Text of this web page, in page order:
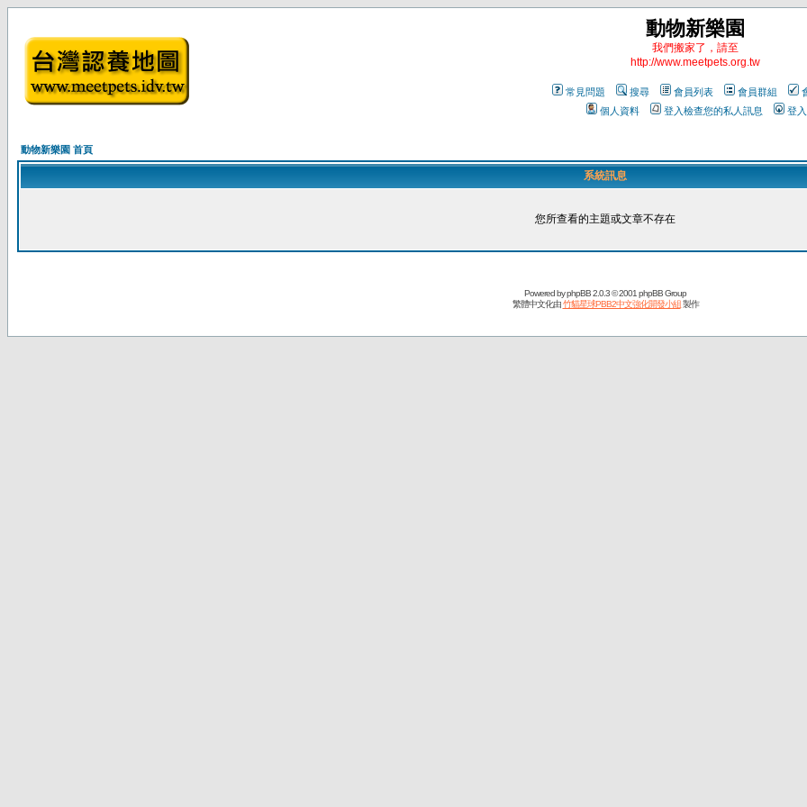
動物新樂園
我們搬家了，請至
http://www.meetpets.org.tw
常見問題 搜尋 會員列表 會員群組
個人資料
登入檢查您的私人訊息 登入
動物新樂園 首頁
系統訊息
您所查看的主題或文章不存在
Powered byphpBB2.0.3 © 2001 phpBB Group
繁體中文化由竹貓星球PBB2中文強化開發小組製作